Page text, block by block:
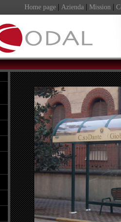
Home page | Azienda | Mission |